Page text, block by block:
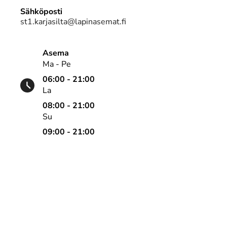
Sähköposti
st1.karjasilta@lapinasemat.fi
Asema
Ma - Pe
06:00 - 21:00
La
08:00 - 21:00
Su
09:00 - 21:00